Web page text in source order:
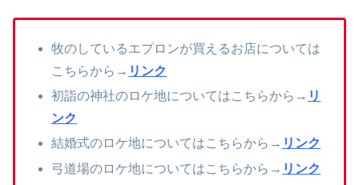
牧のしているエプロンが買えるお店については
こちらから→ リンク
初詣の神社のロケ地についてはこちらから→ リ
ンク
結婚式のロケ地についてはこちらから→ リンク
弓道場のロケ地についてはこちらから→ リンク